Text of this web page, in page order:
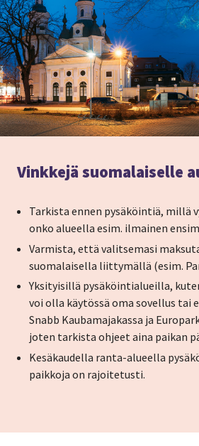
Vinkkejä suomalaiselle
Tarkista ennen pysäköintiä, millä
onko alueella esim. ilmainen
Varmista, että valitsemasi
suomalaisella liittymällä (esim.
Yksityisillä pysäköintialueilla,
voi olla käytössä oma sovellus tai
Snabb Kaubamajakassa ja
joten tarkista ohjeet aina paikan
Kesäkaudella ranta-alueella
paikkoja on rajoitetusti.